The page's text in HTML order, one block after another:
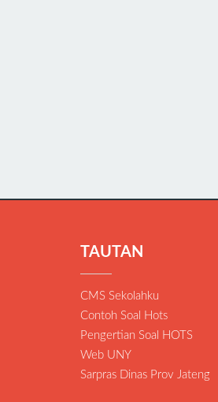
TAUTAN
CMS Sekolahku
Contoh Soal Hots
Pengertian Soal HOTS
Web UNY
Sarpras Dinas Prov Jateng